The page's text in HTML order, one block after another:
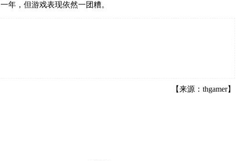
年，但游戏表现依然一团糟。
【来源：thgamer】